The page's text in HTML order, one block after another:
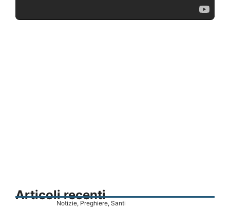
Articoli recenti
Notizie, Preghiere, Santi